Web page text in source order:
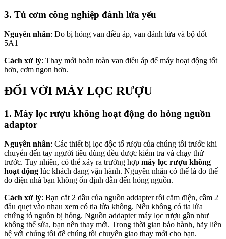
3. Tủ cơm công nghiệp đánh lửa yếu
Nguyên nhân: Do bị hỏng van điều áp, van đánh lửa và bộ đốt
5A1
Cách xử lý: Thay mới hoàn toàn van điều áp để máy hoạt động tốt
hơn, cơm ngon hơn.
ĐỐI VỚI MÁY LỌC RƯỢU
1. Máy lọc rượu không hoạt động do hỏng nguồn
adaptor
Nguyên nhân: Các thiết bị lọc độc tố rượu của chúng tôi trước khi
chuyển đến tay người tiêu dùng đều được kiểm tra và chạy thử
trước. Tuy nhiên, có thể xảy ra trường hợp máy lọc rượu không
hoạt động lúc khách đang vận hành. Nguyên nhân có thể là do thể
do điện nhà bạn không ổn định dẫn đến hỏng nguồn.
Cách xử lý: Bạn cắt 2 dầu của nguồn addapter rồi cắm điện, cầm 2
đầu quẹt vào nhau xem có tia lửa không. Nếu không có tia lửa
chứng tỏ nguồn bị hỏng. Nguồn addapter máy lọc rượu gần như
không thể sửa, bạn nên thay mới. Trong thời gian bảo hành, hãy liên
hệ với chúng tôi để chúng tôi chuyển giao thay mới cho bạn.